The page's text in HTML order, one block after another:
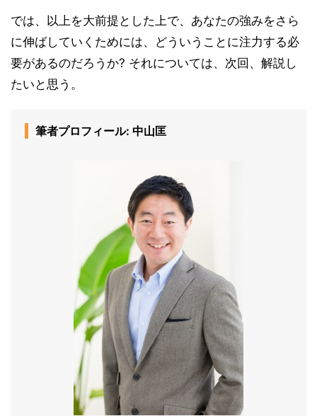
では、以上を大前提とした上で、あなたの強みをさら
に伸ばしていくためには、どういうことに注力する必
要があるのだろうか? それについては、次回、解説し
たいと思う。
筆者プロフィール: 中山匡